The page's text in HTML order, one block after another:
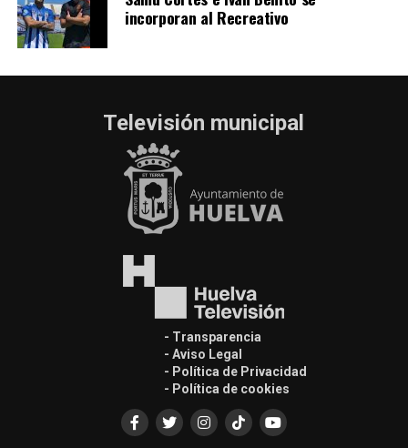
incorporan al Recreativo
Televisión municipal
- Transparencia
- Aviso Legal
- Política de Privacidad
- Política de cookies